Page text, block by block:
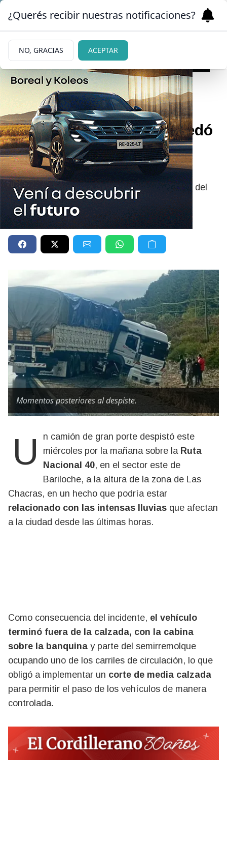
08/07/2026
Un camión despistó y quedó
atravesado en el este de
Bariloche
El vehículo terminó sobre la banquina y parte del
acoplado quedó sobre la calzada, generando
demoras en el tránsito.
Momentos posteriores al despiste.
Un camión de gran porte despistó este miércoles por la mañana sobre la Ruta
Nacional 40, en el sector este de
Bariloche, a la altura de la zona de Las
Chacras, en un hecho que podría estar
relacionado con las intensas lluvias que afectan
a la ciudad desde las últimas horas.
Como consecuencia del incidente, el vehículo
terminó fuera de la calzada, con la cabina
sobre la banquina y parte del semirremolque
ocupando uno de los carriles de circulación, lo que
obligó a implementar un corte de media calzada
para permitir el paso de los vehículos de manera
controlada.
¿Querés recibir nuestras notificaciones?
NO, GRACIAS ACEPTAR